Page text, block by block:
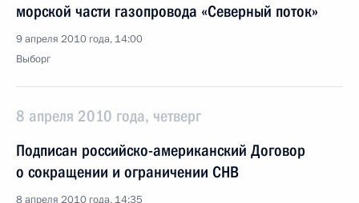
морской части газопровода «Северный поток»
9 апреля 2010 года, 14:00
Выборг
8 апреля 2010 года, четверг
Подписан российско-американский Договор
о сокращении и ограничении СНВ
8 апреля 2010 года, 14:35